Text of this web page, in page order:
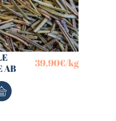
AB
39,90€/kg